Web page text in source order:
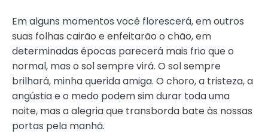
Em alguns momentos você florescerá, em outros
suas folhas cairão e enfeitarão o chão, em
determinadas épocas parecerá mais frio que o
normal, mas o sol sempre virá. O sol sempre
brilhará, minha querida amiga. O choro, a tristeza, a
angústia e o medo podem sim durar toda uma
noite, mas a alegria que transborda bate às nossas
portas pela manhã.